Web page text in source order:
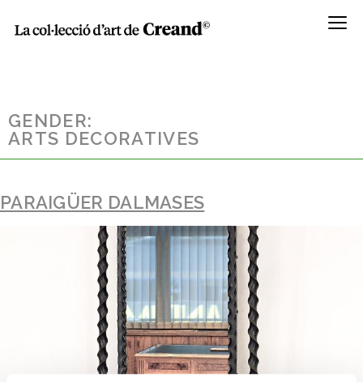
Menú
GENDER:
ARTS DECORATIVES
PARAIGÜER DALMASES